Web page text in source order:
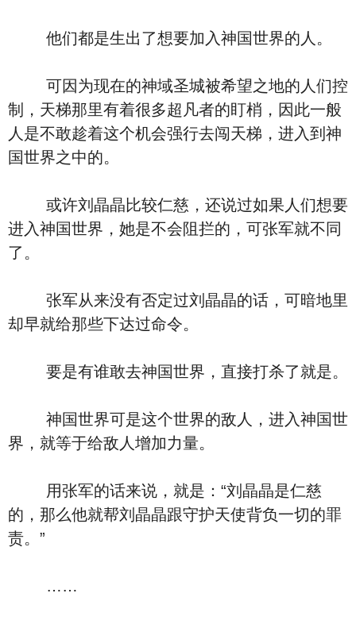
他们都是生出了想要加入神国世界的人。
可因为现在的神域圣城被希望之地的人们控
制，天梯那里有着很多超凡者的盯梢，因此一般
人是不敢趁着这个机会强行去闯天梯，进入到神
国世界之中的。
或许刘晶晶比较仁慈，还说过如果人们想要
进入神国世界，她是不会阻拦的，可张军就不同
了。
张军从来没有否定过刘晶晶的话，可暗地里
却早就给那些下达过命令。
要是有谁敢去神国世界，直接打杀了就是。
神国世界可是这个世界的敌人，进入神国世
界，就等于给敌人增加力量。
用张军的话来说，就是：“刘晶晶是仁慈
的，那么他就帮刘晶晶跟守护天使背负一切的罪
责。”
……